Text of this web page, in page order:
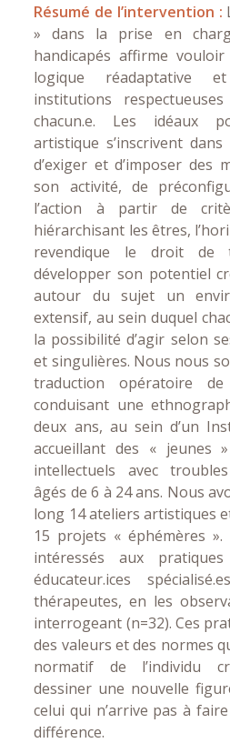
Résumé de l’intervention :
» dans la prise en
handicapés affirme
logique réadaptative
institutions
chacun.e. Les idéaux
artistique s’inscrivent
d’exiger et d’imposer des
son activité, de
l’action à partir de
hiérarchisant les êtres,
revendique le droit de
développer son potentiel
autour du sujet un
extensif, au sein duquel
la possibilité d’agir selon
et singulières. Nous nous
traduction opératoire
conduisant une
deux ans, au sein d’un
accueillant des « jeunes
intellectuels avec
âgés de 6 à 24 ans. Nous
long 14 ateliers artistiques
15 projets « éphémères
intéressés aux
éducateur.ices
thérapeutes, en les
interrogeant (n=32). Ces
des valeurs et des normes
normatif de l’individu
dessiner une nouvelle
celui qui n’arrive pas à
différence.